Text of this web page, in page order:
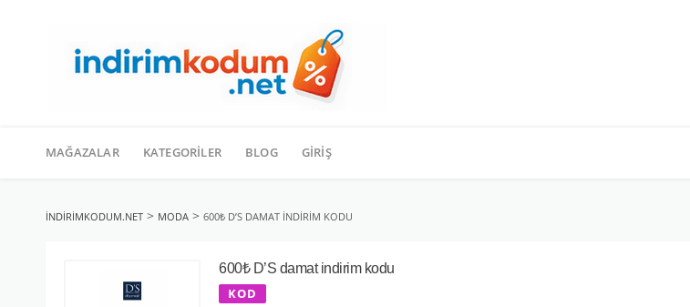
geç
MAĞAZALAR KATEGORILER BLOG GIRIŞ
INDIRIMKODUM.NET > MODA > 600₺ D’S DAMAT INDIRIM KODU
600₺ D’S damat indirim kodu
KOD